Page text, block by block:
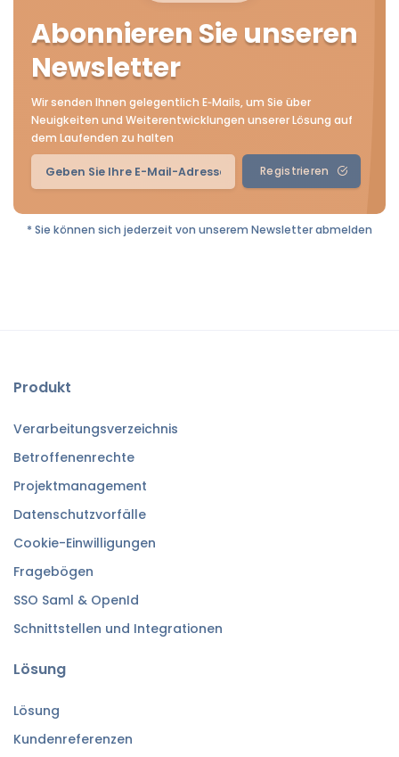
Abonnieren Sie unseren
Newsletter
Wir senden Ihnen gelegentlich E‑Mails, um Sie über
Neuigkeiten und Weiterentwicklungen unserer Lösung auf
dem Laufenden zu halten
Registrieren
* Sie können sich jederzeit von unserem Newsletter abmelden
Produkt
Verarbeitungsverzeichnis
Betroffenenrechte
Projektmanagement
Datenschutzvorfälle
Cookie-Einwilligungen
Fragebögen
SSO Saml & OpenId
Schnittstellen und Integrationen
Lösung
Lösung
Kundenreferenzen